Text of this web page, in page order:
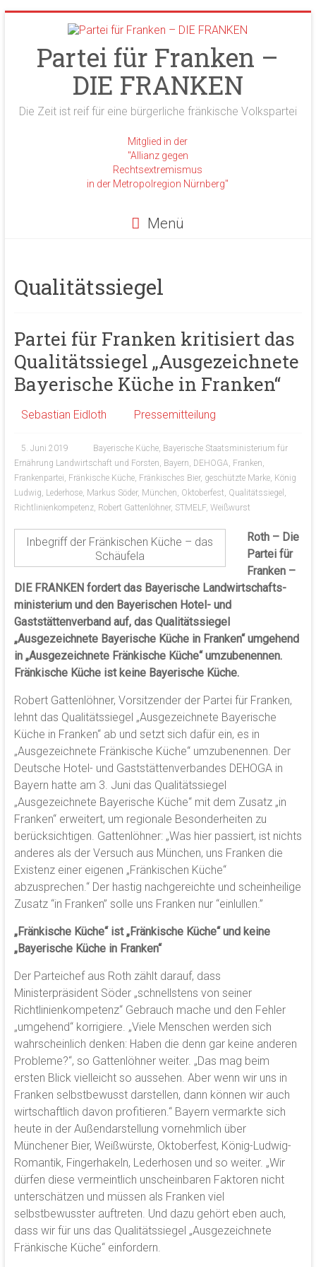
springenPartei für Franken –
DIE FRANKEN
Die Zeit ist reif für eine bürgerliche fränkische Volkspartei
Mitglied in der
"Allianz gegen
Rechtsextremismus
in der Metropolregion Nürnberg"
Menü
Qualitätssiegel
Partei für Franken kritisiert das
Qualitätssiegel „Ausgezeichnete
Bayerische Küche in Franken“
Sebastian Eidloth Pressemitteilung
5. Juni 2019 Bayerische Küche, Bayerische Staatsministerium für
Ernährung Landwirtschaft und Forsten, Bayern, DEHOGA, Franken,
Frankenpartei, Fränkische Küche, Fränkisches Bier, geschützte Marke, König
Ludwig, Lederhose, Markus Söder, München, Oktoberfest, Qualitätssiegel ,
Richtlinienkompetenz, Robert Gattenlöhner, STMELF, Weißwurst
Inbegriff der Fränkischen Küche – das
Schäufela
Roth – Die
Partei für
Franken –
DIE FRANKEN fordert das Bayerische Landwirtschafts-
ministerium und den Bayerischen Hotel- und
Gaststättenverband auf, das Qualitätssiegel
„Ausgezeichnete Bayerische Küche in Franken“ umgehend
in „Ausgezeichnete Fränkische Küche“ umzubenennen.
Fränkische Küche ist keine Bayerische Küche.
Robert Gattenlöhner, Vorsitzender der Partei für Franken,
lehnt das Qualitätssiegel „Ausgezeichnete Bayerische
Küche in Franken“ ab und setzt sich dafür ein, es in
„Ausgezeichnete Fränkische Küche“ umzubenennen. Der
Deutsche Hotel- und Gaststättenverbandes DEHOGA in
Bayern hatte am 3. Juni das Qualitätssiegel
„Ausgezeichnete Bayerische Küche“ mit dem Zusatz „in
Franken“ erweitert, um regionale Besonderheiten zu
berücksichtigen. Gattenlöhner: „Was hier passiert, ist nichts
anderes als der Versuch aus München, uns Franken die
Existenz einer eigenen „Fränkischen Küche“
abzusprechen.“ Der hastig nachgereichte und scheinheilige
Zusatz “in Franken” solle uns Franken nur “einlullen.”
„Fränkische Küche“ ist „Fränkische Küche“ und keine
„Bayerische Küche in Franken“
Der Parteichef aus Roth zählt darauf, dass
Ministerpräsident Söder „schnellstens von seiner
Richtlinienkompetenz“ Gebrauch mache und den Fehler
„umgehend“ korrigiere. „Viele Menschen werden sich
wahrscheinlich denken: Haben die denn gar keine anderen
Probleme?“, so Gattenlöhner weiter. „Das mag beim
ersten Blick vielleicht so aussehen. Aber wenn wir uns in
Franken selbstbewusst darstellen, dann können wir auch
wirtschaftlich davon profitieren.“ Bayern vermarkte sich
heute in der Außendarstellung vornehmlich über
Münchener Bier, Weißwürste, Oktoberfest, König-Ludwig-
Romantik, Fingerhakeln, Lederhosen und so weiter. „Wir
dürfen diese vermeintlich unscheinbaren Faktoren nicht
unterschätzen und müssen als Franken viel
selbstbewusster auftreten. Und dazu gehört eben auch,
dass wir für uns das Qualitätssiegel „Ausgezeichnete
Fränkische Küche“ einfordern.